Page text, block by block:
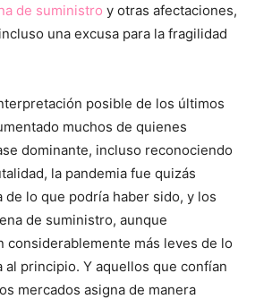
de suministro y otras afectaciones,
una excusa para la fragilidad
posible de los últimos
muchos de quienes
dominante, incluso reconociendo
la pandemia fue quizás
lo que podría haber sido, y los
de suministro, aunque
considerablemente más leves de lo
al principio. Y aquellos que confían
mercados asigna de manera